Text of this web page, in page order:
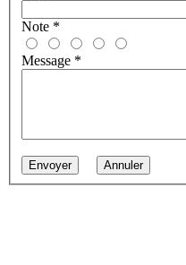
Note *
Message *